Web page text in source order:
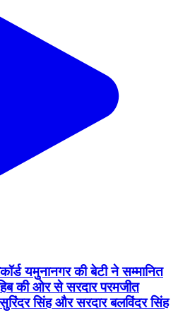
यमुनानगर की बेटी ने सम्मानित
की ओर से सरदार परमजीत
सिंह और सरदार बलविंदर सिंह